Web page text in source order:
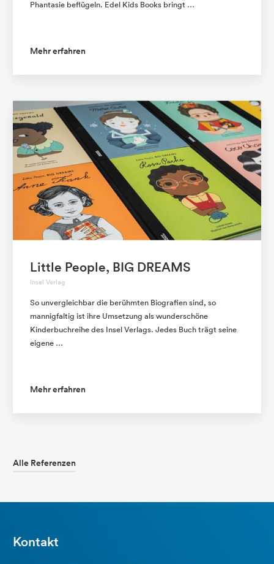
Phantasie beflügeln. Edel Kids Books bringt …
Mehr erfahren
Little People, BIG DREAMS
Insel Verlag
So unvergleichbar die berühmten Biografien sind, so
mannigfaltig ist ihre Umsetzung als wunderschöne
Kinderbuchreihe des Insel Verlags. Jedes Buch trägt seine
eigene …
Mehr erfahren
Alle Referenzen
Kontakt